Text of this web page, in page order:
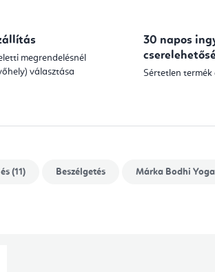
megrendelésnél
választása
30 napos
Sértetlen termék
(11) Beszélgetés Márka Bodhi Yoga